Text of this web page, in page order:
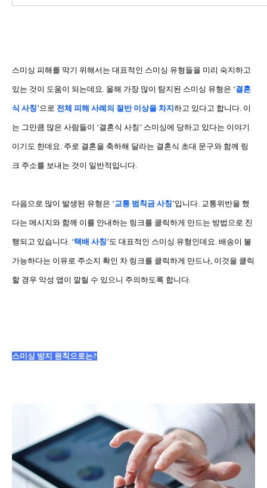
스미싱 피해를 막기 위해서는 대표적인 스미싱 유형들을 미리 숙지하고
있는 것이 도움이 되는데요 올해 가장 많이 탐지된 스미싱 유형은 ‘결혼
식 사칭’ 으로 전체 피해 사례의 절반 이상을 차지하고 있다고 합니다 이
는 그만큼 많은 사람들이 ‘결혼식 사칭 ’ 스미싱에 당하고 있다는 이야기
이기도 한데요 주로 결혼을 축하해 달라는 결혼식 초대 문구와 함께 링
크 주소를 보내는 것이 일반적입니다
다음으로 많이 발생된 유형은 ‘ 교통 범칙금 사칭’입니다 교통위반을 했
다는 메시지와 함께 이를 안내하는 링크를 클릭하게 만드는 방법으로 진
행되고 있습니다 . ‘택배 사칭’ 도 대표적인 스미싱 유형인데요 배송이 불
가능하다는 이유로 주소지 확인 차 링크를 클릭하게 만드나 이것을 클릭
할 경우 악성 앱이 깔릴 수 있으니 주의하도록 합니다
스미싱 방지 원칙으로는?